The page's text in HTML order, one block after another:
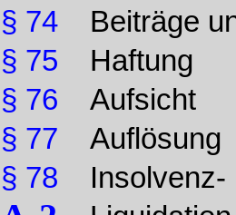
§ 74
§ 75
§ 76
§ 77
§ 78
Beiträge
Haftung
Aufsicht
Auflösung
Insolvenz-